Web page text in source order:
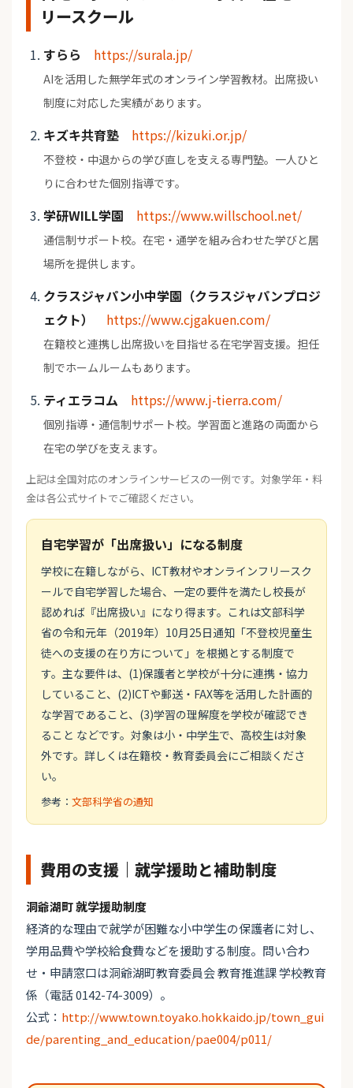
リースクール
すらら https://surala.jp/
AIを活用した無学年式のオンライン学習教材。出席扱い
制度に対応した実績があります。
キズキ共育塾 https://kizuki.or.jp/
不登校・中退からの学び直しを支える専門塾。一人ひと
りに合わせた個別指導です。
学研WILL学園 https://www.willschool.net/
通信制サポート校。在宅・通学を組み合わせた学びと居
場所を提供します。
クラスジャパン小中学園（クラスジャパンプロジ
ェクト）
https://www.cjgakuen.com/
在籍校と連携し出席扱いを目指せる在宅学習支援。担任
制でホームルームもあります。
ティエラコム https://www.j-tierra.com/
個別指導・通信制サポート校。学習面と進路の両面から
在宅の学びを支えます。
上記は全国対応のオンラインサービスの一例です。対象学年・料
金は各公式サイトでご確認ください。
自宅学習が「出席扱い」になる制度
学校に在籍しながら、ICT教材やオンラインフリースク
ールで自宅学習した場合、一定の要件を満たし校長が
認めれば『出席扱い』になり得ます。これは文部科学
省の令和元年（2019年）10月25日通知「不登校児童生
徒への支援の在り方について」を根拠とする制度で
す。主な要件は、(1)保護者と学校が十分に連携・協力
していること、(2)ICTや郵送・FAX等を活用した計画的
な学習であること、(3)学習の理解度を学校が確認でき
ること などです。対象は小・中学生で、高校生は対象
外です。詳しくは在籍校・教育委員会にご相談くださ
い。
参考： 文部科学省の通知
費用の支援｜就学援助と補助制度
洞爺湖町 就学援助制度
経済的な理由で就学が困難な小中学生の保護者に対し、
学用品費や学校給食費などを援助する制度。問い合わ
せ・申請窓口は洞爺湖町教育委員会 教育推進課 学校教育
係（電話 0142-74-3009）。
公式： http://www.town.toyako.hokkaido.jp/town_gui
de/parenting_and_education/pae004/p011/